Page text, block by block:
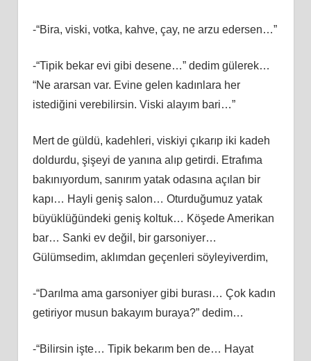
-“Bira, viski, votka, kahve, çay, ne arzu edersen…”
-“Tipik bekar evi gibi desene…” dedim gülerek…
“Ne ararsan var. Evine gelen kadınlara her
istediğini verebilirsin. Viski alayım bari…”
Mert de güldü, kadehleri, viskiyi çıkarıp iki kadeh
doldurdu, şişeyi de yanına alıp getirdi. Etrafıma
bakınıyordum, sanırım yatak odasına açılan bir
kapı… Hayli geniş salon… Oturduğumuz yatak
büyüklüğündeki geniş koltuk… Köşede Amerikan
bar… Sanki ev değil, bir garsoniyer…
Gülümsedim, aklımdan geçenleri söyleyiverdim,
-“Darılma ama garsoniyer gibi burası… Çok kadın
getiriyor musun bakayım buraya?” dedim…
-“Bilirsin işte… Tipik bekarım ben de… Hayat